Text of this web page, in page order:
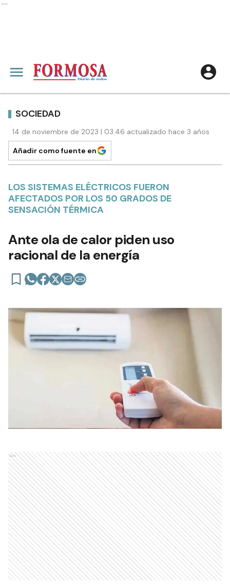
Ads
SOCIEDAD
14 de noviembre de 2023 | 03:46 actualizado hace 3 años
Añadir como fuente en
LOS SISTEMAS ELÉCTRICOS FUERON
AFECTADOS POR LOS 50 GRADOS DE
SENSACIÓN TÉRMICA
Ante ola de calor piden uso
racional de la energía
Ads